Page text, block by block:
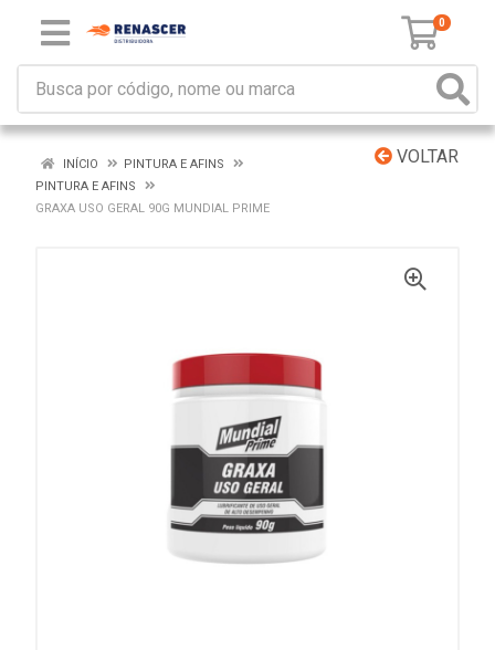
0
VOLTAR
INÍCIO
PINTURA E AFINS
PINTURA E AFINS
GRAXA USO GERAL 90G MUNDIAL PRIME